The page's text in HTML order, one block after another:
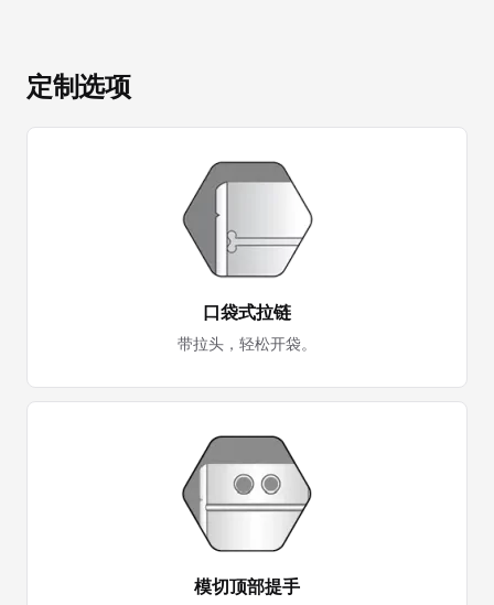
定制选项
口袋式拉链
带拉头，轻松开袋。
模切顶部提手